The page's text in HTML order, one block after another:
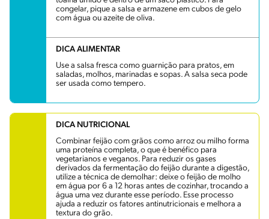
congelar, pique a salsa e armazene em cubos de gelo
com água ou azeite de oliva.
DICA ALIMENTAR
Use a salsa fresca como guarnição para pratos, em
saladas, molhos, marinadas e sopas. A salsa seca pode
ser usada como tempero.
DICA NUTRICIONAL
Combinar feijão com grãos como arroz ou milho forma
uma proteína completa, o que é benéfico para
vegetarianos e veganos. Para reduzir os gases
derivados da fermentação do feijão durante a digestão,
utilize a técnica de demolhar: deixe o feijão de molho
em água por 6 a 12 horas antes de cozinhar, trocando a
água uma vez durante esse período. Esse processo
ajuda a reduzir os fatores antinutricionais e melhora a
textura do grão.